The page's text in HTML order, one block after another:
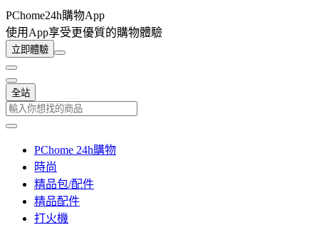
PChome24h購物App
使用App享受更優質的購物體驗
立即體驗
全站
PChome 24h購物
時尚
精品包/配件
精品配件
打火機